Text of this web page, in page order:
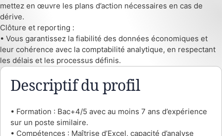
mettez en œuvre les plans d’action nécessaires en cas de
dérive.
Clôture et reporting :
• Vous garantissez la fiabilité des données économiques et
leur cohérence avec la comptabilité analytique, en respectant
les délais et les processus définis.
Descriptif du profil
• Formation : Bac+4/5 avec au moins 7 ans d’expérience
sur un poste similaire.
• Compétences : Maîtrise d’Excel, capacité d’analyse